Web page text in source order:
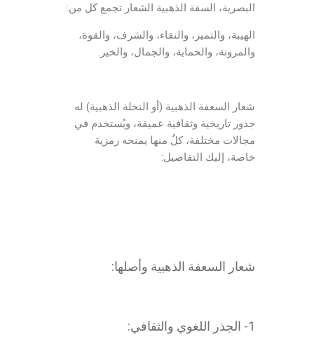
البصرية، السفة الذهبية الشعار تجمع كل من:
الهيبة، والتميز، والنقاء، والشرف، والقوة،
والمرونة، والحماية، والجمال، والخير.
شعار السعفة الذهبية (أو النخلة الذهبية) له
جذور تاريخية وثقافية عميقة، ويُستخدم في
مجالات مختلفة، كلٌ منها يمنحه رمزية
خاصة، إليك التفاصيل:
شعار السعفة الذهبية وأصلها:
1- الجذر اللغوي والثقافي: